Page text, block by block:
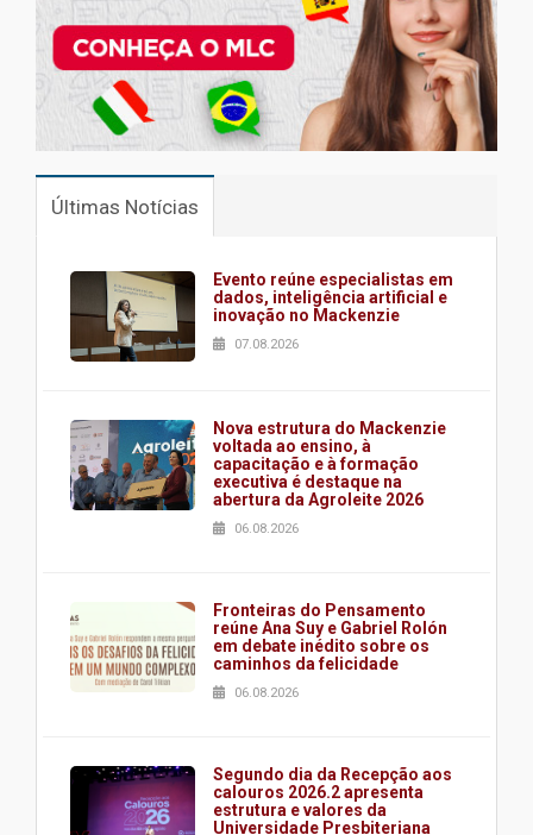
Últimas Notícias
Evento reúne especialistas em
dados, inteligência artificial e
inovação no Mackenzie
07.08.2026
Nova estrutura do Mackenzie
voltada ao ensino, à
capacitação e à formação
executiva é destaque na
abertura da Agroleite 2026
06.08.2026
Fronteiras do Pensamento
reúne Ana Suy e Gabriel Rolón
em debate inédito sobre os
caminhos da felicidade
06.08.2026
Segundo dia da Recepção aos
calouros 2026.2 apresenta
estrutura e valores da
Universidade Presbiteriana